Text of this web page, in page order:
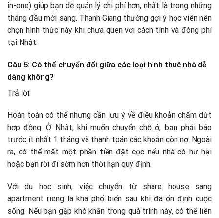
in-one) giúp bạn dễ quản lý chi phí hơn, nhất là trong những
tháng đầu mới sang. Thanh Giang thường gợi ý học viên nên
chọn hình thức này khi chưa quen với cách tính và đóng phí
tại Nhật.
Câu 5: Có thể chuyển đổi giữa các loại hình thuê nhà dễ
dàng không?
Trả lời:
Hoàn toàn có thể nhưng cần lưu ý về điều khoản chấm dứt
hợp đồng. Ở Nhật, khi muốn chuyển chỗ ở, bạn phải báo
trước ít nhất 1 tháng và thanh toán các khoản còn nợ. Ngoài
ra, có thể mất một phần tiền đặt cọc nếu nhà có hư hại
hoặc bạn rời đi sớm hơn thời hạn quy định.
Với du học sinh, việc chuyển từ share house sang
apartment riêng là khá phổ biến sau khi đã ổn định cuộc
sống. Nếu bạn gặp khó khăn trong quá trình này, có thể liên